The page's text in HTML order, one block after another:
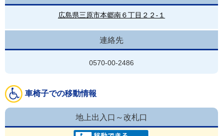
広島県三原市本郷南６丁目２２-１
連絡先
0570-00-2486
車椅子での移動情報
地上出入口～改札口